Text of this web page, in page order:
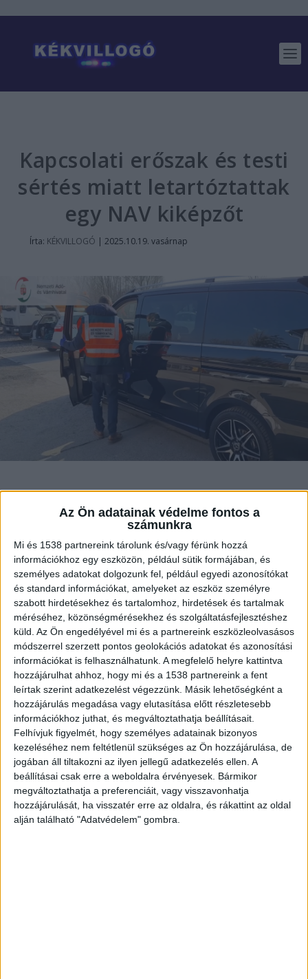
Az Ön adatainak védelme fontos a
számunkra
Mi és 1538 partnereink tárolunk és/vagy férünk hozzá
információkhoz egy eszközön, például sütik formájában, és
személyes adatokat dolgozunk fel, például egyedi azonosítókat
és standard információkat, amelyeket az eszköz személyre
szabott hirdetésekhez és tartalomhoz, hirdetések és tartalmak
méréséhez, közönségmérésekhez és szolgáltatásfejlesztéshez
küld. Az Ön engedélyével mi és a partnereink eszközleolvasásos
módszerrel szerzett pontos geolokációs adatokat és azonosítási
információkat is felhasználhatunk. A megfelelő helyre kattintva
hozzájárulhat ahhoz, hogy mi és a 1538 partnereink a fent
leírtak szerint adatkezelést végezzünk. Másik lehetőségként a
hozzájárulás megadása vagy elutasítása előtt részletesebb
információkhoz juthat, és megváltoztathatja beállításait.
Felhívjuk figyelmét, hogy személyes adatainak bizonyos
kezeléséhez nem feltétlenül szükséges az Ön hozzájárulása, de
jogában áll tiltakozni az ilyen jellegű adatkezelés ellen. A
beállításai csak erre a weboldalra érvényesek. Bármikor
megváltoztathatja a preferenciáit, vagy visszavonhatja
hozzájárulását, ha visszatér erre az oldalra, és rákattint az oldal
alján található "Adatvédelem" gombra.
Kapcsolati erőszak és testi
sértés miatt letartóztattak
egy NAV kiképzőt
Írta: KÉKVILLOGÓ | 2025.10.19. vasárnap
A napokban letartóztatásba került a
Nemzeti Adó- és Vámhivatal egyik
debreceni kiképzője, akit kapcsolati
erőszak elkövetésével gyanúsítanak.
A NAV alkalmazottja volt
A 24.hu információi szerint a férfi a NAV Képzési,
Egészségügyi és Kulturális Intézetének debreceni
alkalmazottja volt, és az adóhatósági állomány
számára tartott fegyverhasználati oktatást.
Kékvillogó legfrissebb híreit ide kattintva éred el!
A Facebookon már 342 ezernél is többen
követnek minket.